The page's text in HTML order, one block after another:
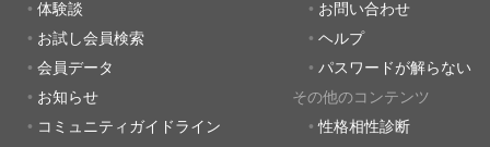
体験談
お試し会員検索
会員データ
お知らせ
コミュニティガイドライン
お問い合わせ
ヘルプ
パスワードが解らない
その他のコンテンツ
性格相性診断